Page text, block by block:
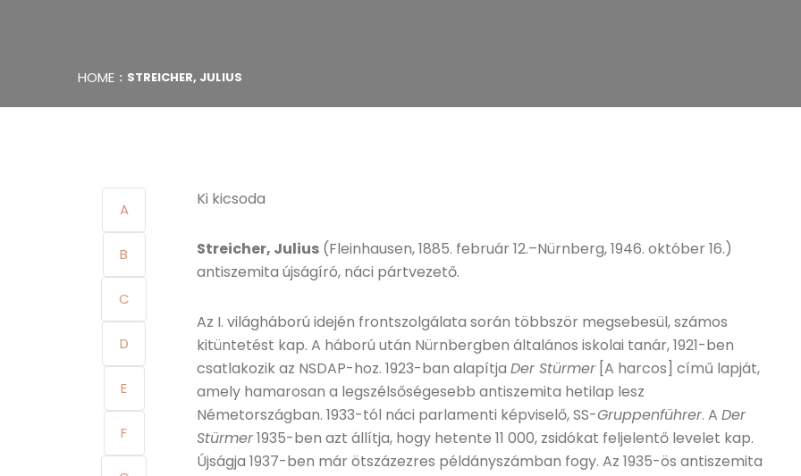
HOME STREICHER, JULIUS
A
B
C
D
E
F
Ki kicsoda
Streicher, Julius (Fleinhausen, 1885. február 12.–Nürnberg, 1946. október 16.)
antiszemita újságíró, náci pártvezető.
Az I. világháború idején frontszolgálata során többször megsebesül, számos
kitüntetést kap. A háború után Nürnbergben általános iskolai tanár, 1921-ben
csatlakozik az NSDAP-hoz. 1923-ban alapítjaDer Stürmer [A harcos] című lapját,
amely hamarosan a legszélsőségesebb antiszemita hetilap lesz
Németországban. 1933-tól náci parlamenti képviselő, SS-Gruppenführer. ADer
Stürmer1935-ben azt állítja, hogy hetente 11 000, zsidókat feljelentő levelet kap.
Újságja 1937-ben már ötszázezres példányszámban fogy. Az 1935-ös antiszemita